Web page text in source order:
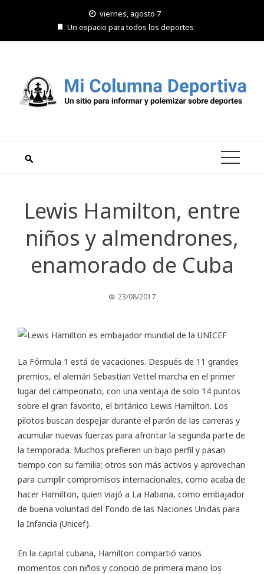
viernes, agosto 7
Un espacio para todos los deportes
Lewis Hamilton, entre
niños y almendrones,
enamorado de Cuba
23/08/2017
La Fórmula 1 está de vacaciones. Después de 11 grandes
premios, el alemán Sebastian Vettel marcha en el primer
lugar del campeonato, con una ventaja de solo 14 puntos
sobre el gran favorito, el británico Lewis Hamilton. Los
pilotos buscan despejar durante el parón de las carreras y
acumular nuevas fuerzas para afrontar la segunda parte de
la temporada. Muchos prefieren un bajo perfil y pasan
tiempo con su familia; otros son más activos y aprovechan
para cumplir compromisos internacionales, como acaba de
hacer Hamilton, quien viajó a La Habana, como embajador
de buena voluntad del Fondo de las Naciones Unidas para
la Infancia (Unicef).
En la capital cubana, Hamilton compartió varios
momentos con niños y conoció de primera mano los